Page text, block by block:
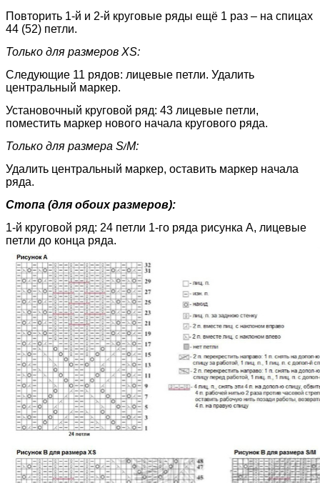
Повторить 1-й и 2-й круговые ряды ещё 1 раз – на спицах
44 (52) петли.
Только для размеров XS:
Следующие 11 рядов: лицевые петли. Удалить
центральный маркер.
Установочный круговой ряд: 43 лицевые петли,
поместить маркер нового начала кругового ряда.
Только для размера S/M:
Удалить центральный маркер, оставить маркер начала
ряда.
Стопа (для обоих размеров):
1-й круговой ряд: 24 петли 1-го ряда рисунка А, лицевые
петли до конца ряда.